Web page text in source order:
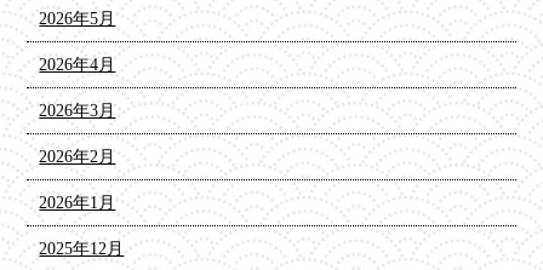
2026年5月
2026年4月
2026年3月
2026年2月
2026年1月
2025年12月